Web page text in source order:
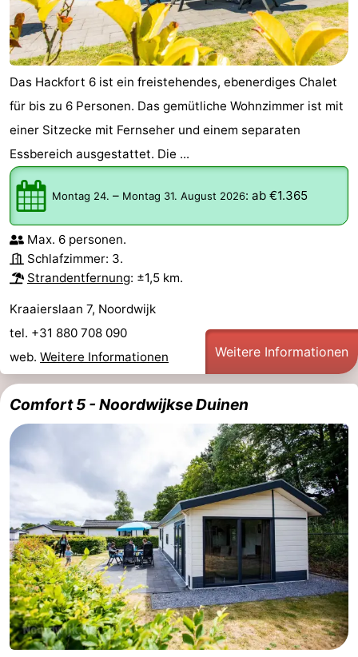
Das Hackfort 6 ist ein freistehendes, ebenerdiges Chalet
für bis zu 6 Personen. Das gemütliche Wohnzimmer ist mit
einer Sitzecke mit Fernseher und einem separaten
Essbereich ausgestattet. Die ...
Montag 24. – Montag 31. August 2026: ab €1.365
Max. 6 personen.
Schlafzimmer: 3.
Strandentfernung: ±1,5 km.
Kraaierslaan 7, Noordwijk
tel. +31 880 708 090
web. Weitere Informationen Weitere Informationen
Comfort 5 - Noordwijkse Duinen